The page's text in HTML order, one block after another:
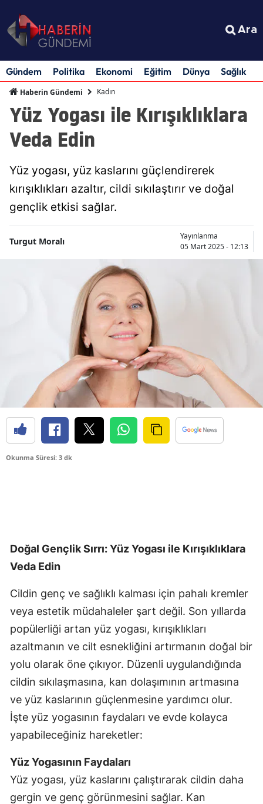
Ara
Gündem Politika Ekonomi Eğitim Dünya Sağlık
Haberin Gündemi Kadın
Yüz Yogası ile Kırışıklıklara
Veda Edin
Yüz yogası, yüz kaslarını güçlendirerek
kırışıklıkları azaltır, cildi sıkılaştırır ve doğal
gençlik etkisi sağlar.
Turgut Moralı
Yayınlanma
05 Mart 2025 - 12:13
Okunma Süresi: 3 dk
Doğal Gençlik Sırrı: Yüz Yogası ile Kırışıklıklara
Veda Edin
Cildin genç ve sağlıklı kalması için pahalı kremler
veya estetik müdahaleler şart değil. Son yıllarda
popülerliği artan yüz yogası, kırışıklıkları
azaltmanın ve cilt esnekliğini artırmanın doğal bir
yolu olarak öne çıkıyor. Düzenli uygulandığında
cildin sıkılaşmasına, kan dolaşımının artmasına
ve yüz kaslarının güçlenmesine yardımcı olur.
İşte yüz yogasının faydaları ve evde kolayca
yapabileceğiniz hareketler:
Yüz Yogasının Faydaları
Yüz yogası, yüz kaslarını çalıştırarak cildin daha
gergin ve genç görünmesini sağlar. Kan